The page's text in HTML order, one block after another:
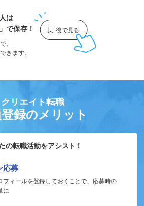
は
」で保存！
、
きます。
クリエイト転職
録のメリット
の転職活動をアシスト！
応募
フィールを登録しておくことで、応募時の
に